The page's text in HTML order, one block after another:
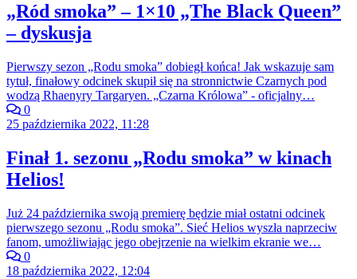
„Ród smoka” – 1×10 „The Black Queen”
– dyskusja
Pierwszy sezon „Rodu smoka” dobiegł końca! Jak wskazuje sam
tytuł, finałowy odcinek skupił się na stronnictwie Czarnych pod
wodzą Rhaenyry Targaryen. „Czarna Królowa” - oficjalny…
0
25 października 2022, 11:28
Finał 1. sezonu „Rodu smoka” w kinach
Helios!
Już 24 października swoją premierę będzie miał ostatni odcinek
pierwszego sezonu „Rodu smoka”. Sieć Helios wyszła naprzeciw
fanom, umożliwiając jego obejrzenie na wielkim ekranie we…
0
18 października 2022, 12:04